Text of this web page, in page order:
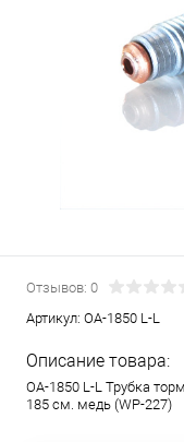
Отзывов: 0
Артикул: OA-1850 L-L
Описание товара:
OA-1850 L-L Трубка
185 см. медь (WP-227)